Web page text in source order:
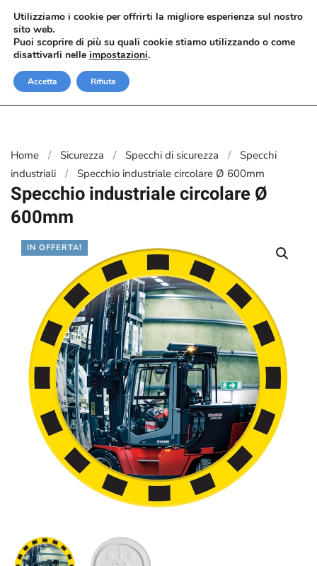
Passa al contenuto principale
Home Sicurezza Specchi di sicurezza
Specchi
industriali
Specchio industriale circolare Ø 600mm
Specchio industriale circolare Ø
600mm
IN OFFERTA!
Utilizziamo i cookie per offrirti la migliore esperienza sul nostro
sito web.
Puoi scoprire di più su quali cookie stiamo utilizzando o come
disattivarli nelle impostazioni.
Accetta Rifiuta